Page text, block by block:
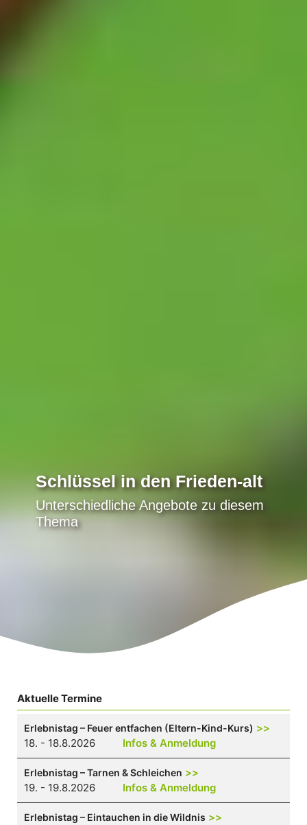
Schlüssel in den Frieden-alt
Unterschiedliche Angebote zu diesem
Thema
Aktuelle Termine
Erlebnistag – Feuer entfachen (Eltern-Kind-Kurs) >>
18. - 18.8.2026
Infos & Anmeldung
Erlebnistag – Tarnen & Schleichen >>
19. - 19.8.2026
Infos & Anmeldung
Erlebnistag – Eintauchen in die Wildnis >>